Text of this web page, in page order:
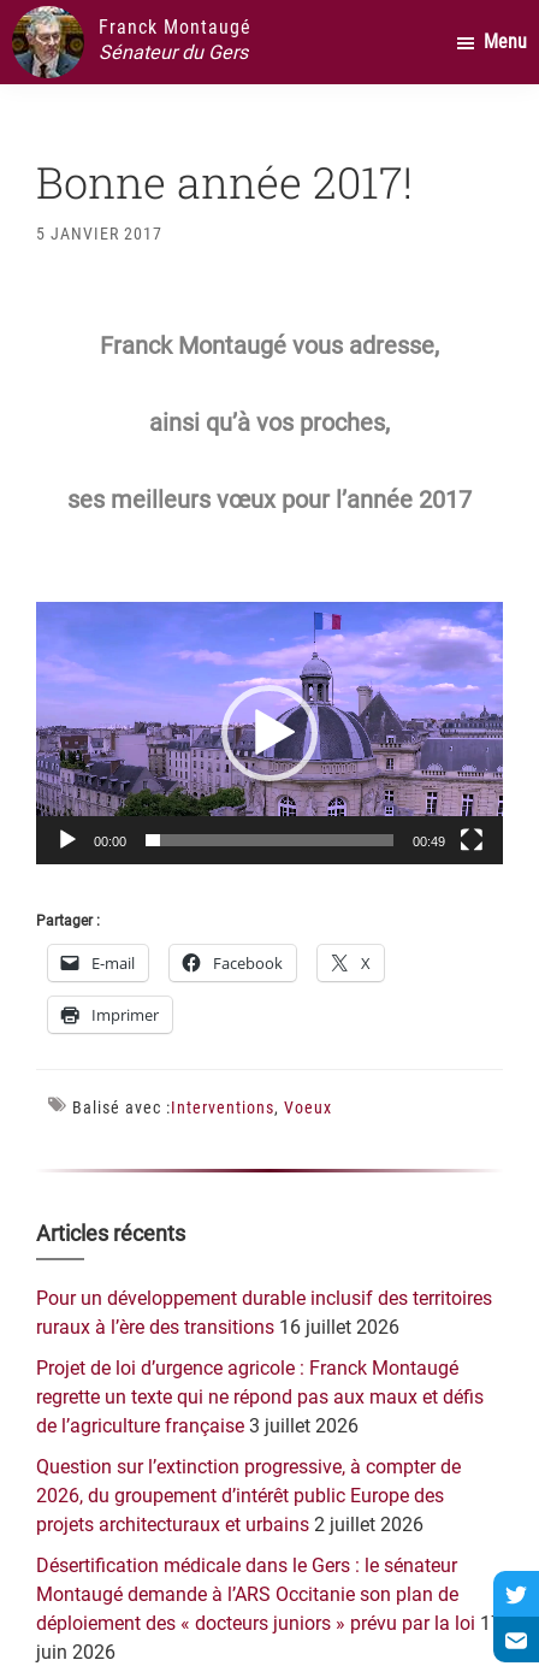
Passer
au
contenu
Passer
la
principale
Passer
au
pied
Franck Montaugé
Sénateur du Gers
Menu
Bonne année 2017!
5 JANVIER 2017
Franck Montaugé vous adresse,
ainsi qu’à vos proches,
ses meilleurs vœux pour l’année 2017
vidéo
00:00 00:49
Partager :
E-mail Facebook X
Imprimer
Balisé avec :Interventions, Voeux
Barre
latérale
principale
Articles récents
Pour un développement durable inclusif des territoires
ruraux à l’ère des transitions 16 juillet 2026
Projet de loi d’urgence agricole : Franck Montaugé
regrette un texte qui ne répond pas aux maux et défis
de l’agriculture française 3 juillet 2026
Question sur l’extinction progressive, à compter de
2026, du groupement d’intérêt public Europe des
projets architecturaux et urbains 2 juillet 2026
Désertification médicale dans le Gers : le sénateur
Montaugé demande à l’ARS Occitanie son plan de
déploiement des « docteurs juniors » prévu par la loi 17
juin 2026